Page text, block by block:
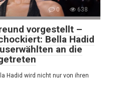
0 638
vorgestellt –
Bella Hadid
an die
Hadid wird nicht nur von ihren